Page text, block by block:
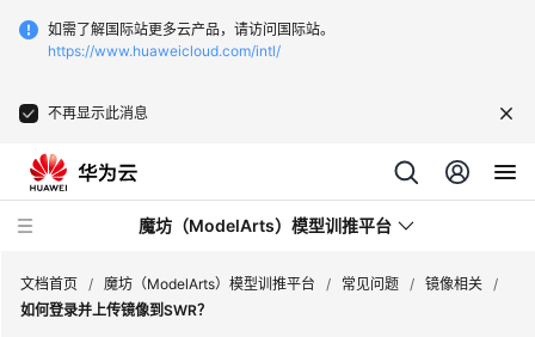
如需了解国际站更多云产品，请访问国际站。
https://www.huaweicloud.com/intl/
不再显示此消息
魔坊（ModelArts）模型训推平台
文档首页 / 魔坊（ModelArts）模型训推平台 / 常见问题 / 镜像相关 /
如何登录并上传镜像到SWR？